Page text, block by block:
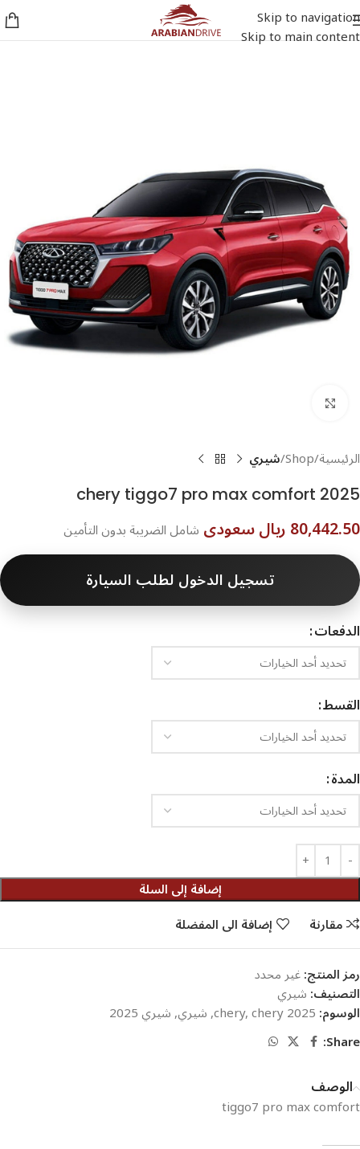
Skip to navigation
Skip to main content
الرئيسية Shop شيري
chery tiggo7 pro max comfort 2025
80,442.50 ريال سعودى شامل الضريبة بدون التأمين
تسجيل الدخول لطلب السيارة
الدفعات
القسط
المدة
إضافة إلى السلة
مقارنة
إضافة الى المفضلة
رمز المنتج:غير محدد
التصنيف:شيري
الوسوم: chery,chery 2025
,شيري,شيري 2025
Share:
الوصف
tiggo7 pro max comfort